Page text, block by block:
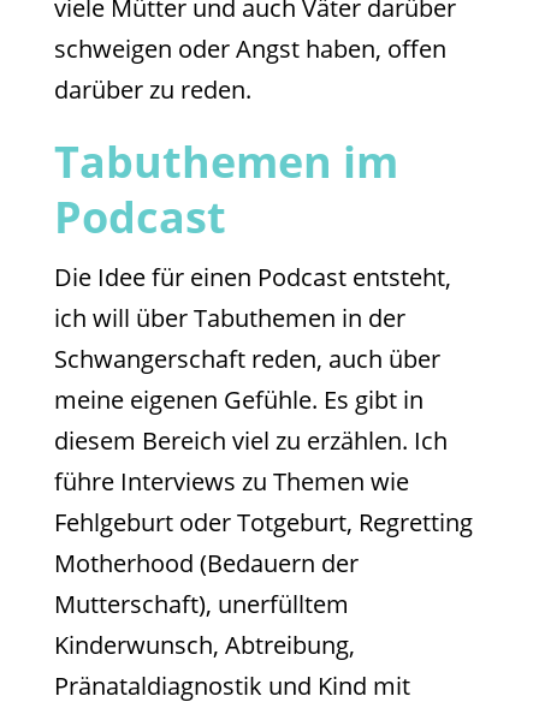
viele Mütter und auch Väter darüber
schweigen oder Angst haben, offen
darüber zu reden.
Tabuthemen im
Podcast
Die Idee für einen Podcast entsteht,
ich will über Tabuthemen in der
Schwangerschaft reden, auch über
meine eigenen Gefühle. Es gibt in
diesem Bereich viel zu erzählen. Ich
führe Interviews zu Themen wie
Fehlgeburt oder Totgeburt, Regretting
Motherhood (Bedauern der
Mutterschaft), unerfülltem
Kinderwunsch, Abtreibung,
Pränataldiagnostik und Kind mit